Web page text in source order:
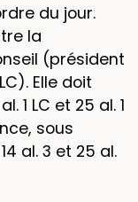
du jour.
la
(président
Elle doit
1 LC et 25 al. 1
sous
al. 3 et 25 al.